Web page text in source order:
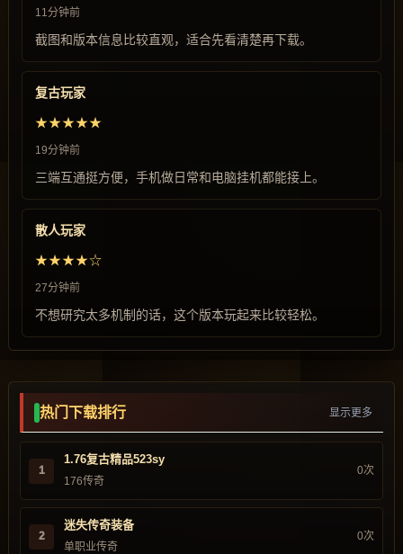
11分钟前
截图和版本信息比较直观，适合先看清楚再下载。
复古玩家
★★★★★
19分钟前
三端互通挺方便，手机做日常和电脑挂机都能接上。
散人玩家
★★★★☆
27分钟前
不想研究太多机制的话，这个版本玩起来比较轻松。
热门下载排行 显示更多
1
1.76复古精品523sy
176传奇
0次
2
迷失传奇装备
单职业传奇
0次